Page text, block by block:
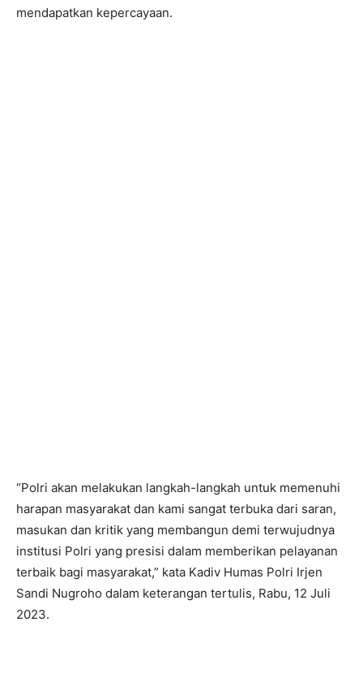
mendapatkan kepercayaan.
“Polri akan melakukan langkah-langkah untuk memenuhi
harapan masyarakat dan kami sangat terbuka dari saran,
masukan dan kritik yang membangun demi terwujudnya
institusi Polri yang presisi dalam memberikan pelayanan
terbaik bagi masyarakat,” kata Kadiv Humas Polri Irjen
Sandi Nugroho dalam keterangan tertulis, Rabu, 12 Juli
2023.